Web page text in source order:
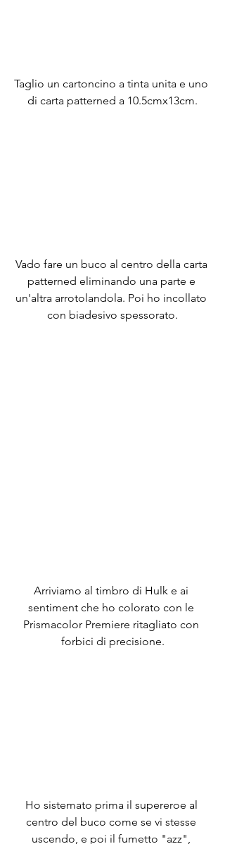
Taglio un cartoncino a tinta unita e uno
di carta patterned a 10.5cmx13cm.
Vado fare un buco al centro della carta
patterned eliminando una parte e
un'altra arrotolandola. Poi ho incollato
con biadesivo spessorato.
Arriviamo al timbro di Hulk e ai
sentiment che ho colorato con le
Prismacolor Premiere ritagliato con
forbici di precisione.
Ho sistemato prima il supereroe al
centro del buco come se vi stesse
uscendo, e poi il fumetto "azz",